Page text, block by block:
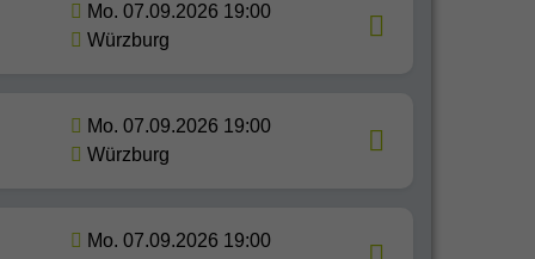
Mo. 07.09.2026 19:00
Würzburg
Mo. 07.09.2026 19:00
Würzburg
Mo. 07.09.2026 19:00